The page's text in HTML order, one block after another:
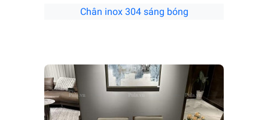
Chân inox 304 sáng bóng